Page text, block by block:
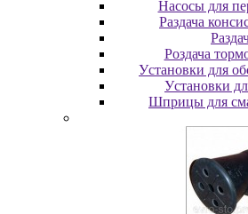
Насосы для
Раздача
Роздача
Уcтaнoвки для
Уcтaнoвки
Шпpицы для